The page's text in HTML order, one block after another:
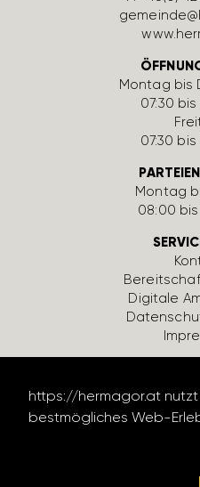
https://hermagor.at nutzt
bestmögliches Web-
Montag bis
07:30 bis
07:30 bis
Montag
08:00 bis
Digi­tale